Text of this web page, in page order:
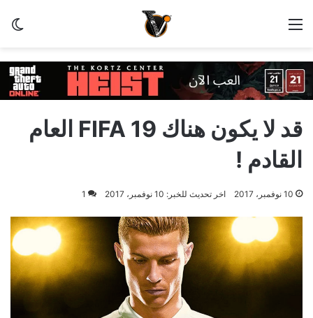
القائمة
قد لا يكون هناك FIFA 19 العام
القادم !
10 نوفمبر، 2017 اخر تحديث للخبر: 10 نوفمبر، 2017 1